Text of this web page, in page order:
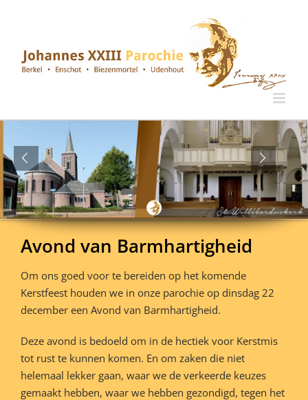
Avond van Barmhartigheid
Om ons goed voor te bereiden op het komende
Kerstfeest houden we in onze parochie op dinsdag 22
december een Avond van Barmhartigheid.
Deze avond is bedoeld om in de hectiek voor Kerstmis
tot rust te kunnen komen. En om zaken die niet
helemaal lekker gaan, waar we de verkeerde keuzes
gemaakt hebben, waar we hebben gezondigd, tegen het